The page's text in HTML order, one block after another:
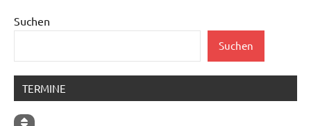
Suchen
Suchen
TERMINE